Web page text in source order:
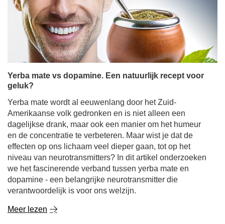
Yerba mate vs dopamine. Een natuurlijk recept voor
geluk?
Yerba mate wordt al eeuwenlang door het Zuid-
Amerikaanse volk gedronken en is niet alleen een
dagelijkse drank, maar ook een manier om het humeur
en de concentratie te verbeteren. Maar wist je dat de
effecten op ons lichaam veel dieper gaan, tot op het
niveau van neurotransmitters? In dit artikel onderzoeken
we het fascinerende verband tussen yerba mate en
dopamine - een belangrijke neurotransmitter die
verantwoordelijk is voor ons welzijn.
Meer lezen